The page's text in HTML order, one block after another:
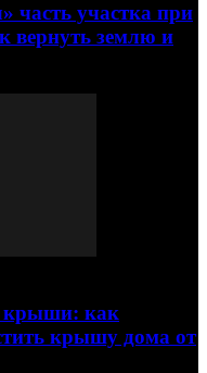
часть участка при
вернуть землю и
крыши: как
крышу дома от